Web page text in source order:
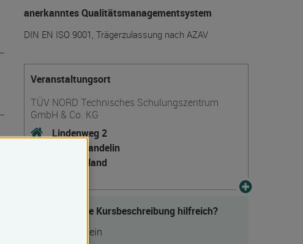
anerkanntes Qualitätsmanagementsystem
DIN EN ISO 9001, Trägerzulassung nach AZAV
Veranstaltungsort
TÜV NORD Technisches Schulungszentrum
GmbH & Co. KG
Lindenweg 2
17506 Bandelin
Deutschland
Fanden Sie die Kursbeschreibung hilfreich?
Nein